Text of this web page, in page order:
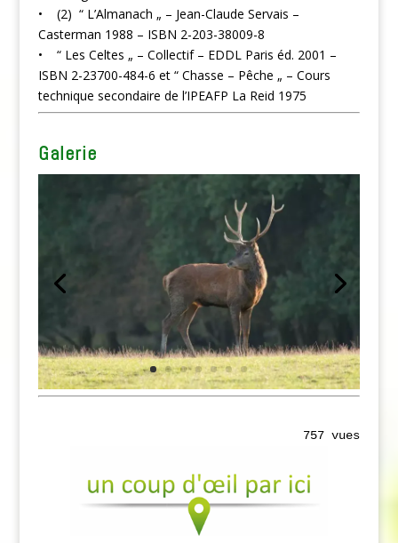
• (2) “ L’Almanach „ – Jean-Claude Servais –
Casterman 1988 – ISBN 2-203-38009-8
• “ Les Celtes „ – Collectif – EDDL Paris éd. 2001 –
ISBN 2-23700-484-6 et “ Chasse – Pêche „ – Cours
technique secondaire de l’IPEAFP La Reid 1975
Galerie
757 vues